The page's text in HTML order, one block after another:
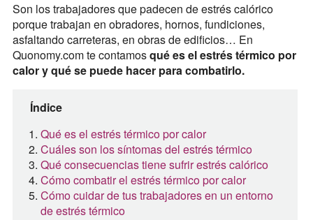
Son los trabajadores que padecen de estrés calórico
porque trabajan en obradores, hornos, fundiciones,
asfaltando carreteras, en obras de edificios… En
Quonomy.com te contamosqué es el estrés térmico por
calor y qué se puede hacer para combatirlo.
Índice
Qué es el estrés térmico por calor
Cuáles son los síntomas del estrés térmico
Qué consecuencias tiene sufrir estrés calórico
Cómo combatir el estrés térmico por calor
Cómo cuidar de tus trabajadores en un entorno
de estrés térmico